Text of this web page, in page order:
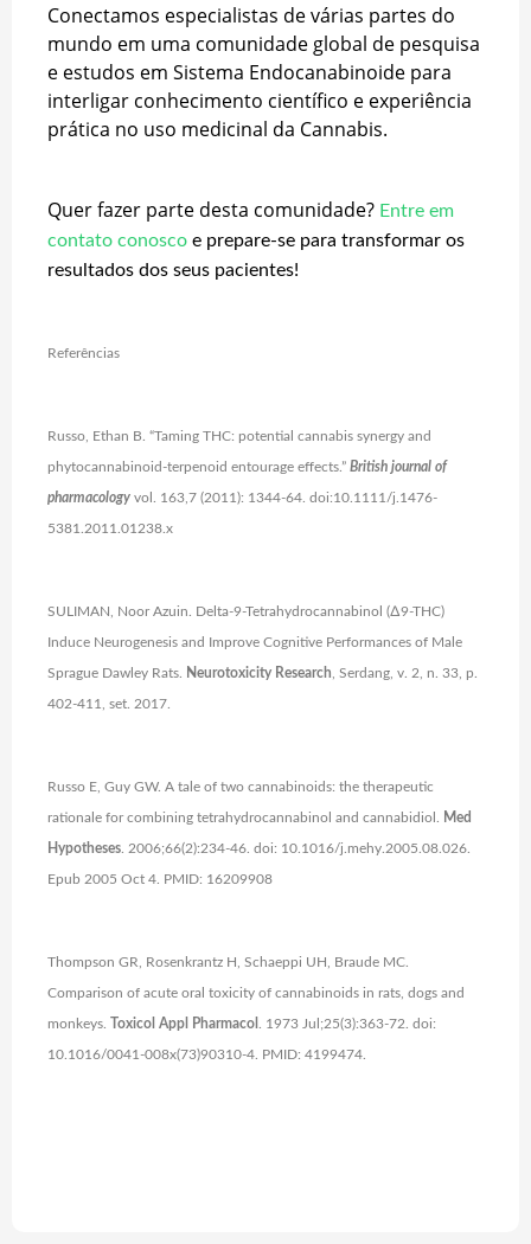
Conectamos especialistas de várias partes do
mundo em uma comunidade global de pesquisa
e estudos em Sistema Endocanabinoide para
interligar conhecimento científico e experiência
prática no uso medicinal da Cannabis.
Quer fazer parte desta comunidade? Entre em
contato conosco e prepare-se para transformar os
resultados dos seus pacientes!
Referências
Russo, Ethan B. “Taming THC: potential cannabis synergy and
phytocannabinoid-terpenoid entourage effects.” British journal of
pharmacology vol. 163,7 (2011): 1344-64. doi:10.1111/j.1476-
5381.2011.01238.x
SULIMAN, Noor Azuin. Delta-9-Tetrahydrocannabinol (∆9-THC)
Induce Neurogenesis and Improve Cognitive Performances of Male
Sprague Dawley Rats. Neurotoxicity Research , Serdang, v. 2, n. 33, p.
402-411, set. 2017.
Russo E, Guy GW. A tale of two cannabinoids: the therapeutic
rationale for combining tetrahydrocannabinol and cannabidiol. Med
Hypotheses . 2006;66(2):234-46. doi: 10.1016/j.mehy.2005.08.026.
Epub 2005 Oct 4. PMID: 16209908
Thompson GR, Rosenkrantz H, Schaeppi UH, Braude MC.
Comparison of acute oral toxicity of cannabinoids in rats, dogs and
monkeys. Toxicol Appl Pharmacol . 1973 Jul;25(3):363-72. doi:
10.1016/0041-008x(73)90310-4. PMID: 4199474.